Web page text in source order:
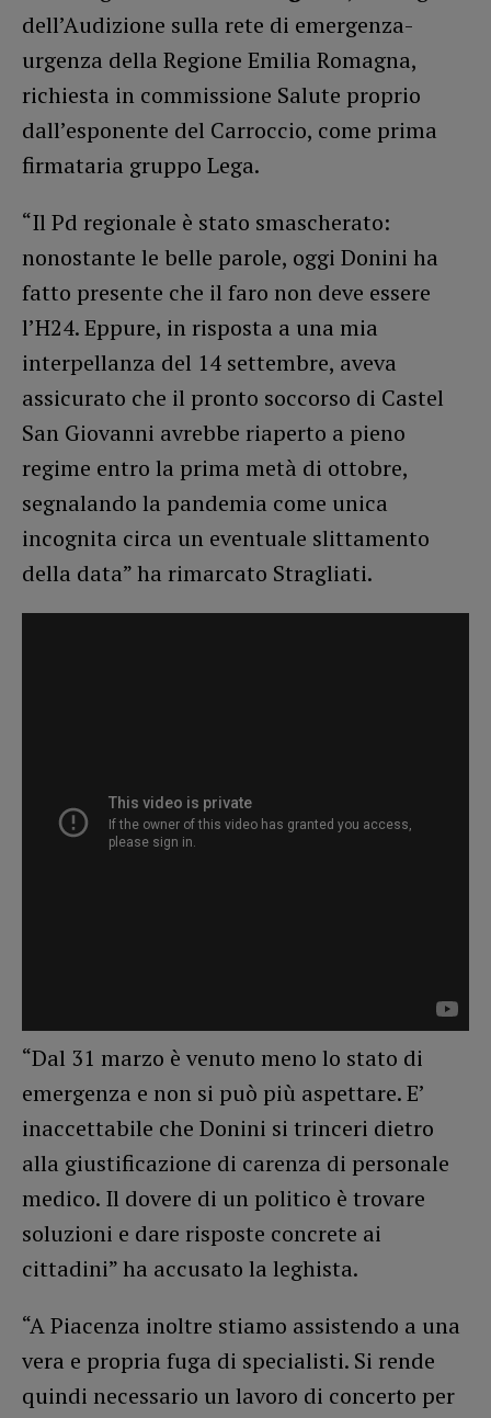
dell’Audizione sulla rete di emergenza-
urgenza della Regione Emilia Romagna,
richiesta in commissione Salute proprio
dall’esponente del Carroccio, come prima
firmataria gruppo Lega.
“Il Pd regionale è stato smascherato:
nonostante le belle parole, oggi Donini ha
fatto presente che il faro non deve essere
l’H24. Eppure, in risposta a una mia
interpellanza del 14 settembre, aveva
assicurato che il pronto soccorso di Castel
San Giovanni avrebbe riaperto a pieno
regime entro la prima metà di ottobre,
segnalando la pandemia come unica
incognita circa un eventuale slittamento
della data” ha rimarcato Stragliati.
“Dal 31 marzo è venuto meno lo stato di
emergenza e non si può più aspettare. E’
inaccettabile che Donini si trinceri dietro
alla giustificazione di carenza di personale
medico. Il dovere di un politico è trovare
soluzioni e dare risposte concrete ai
cittadini” ha accusato la leghista.
“A Piacenza inoltre stiamo assistendo a una
vera e propria fuga di specialisti. Si rende
quindi necessario un lavoro di concerto per